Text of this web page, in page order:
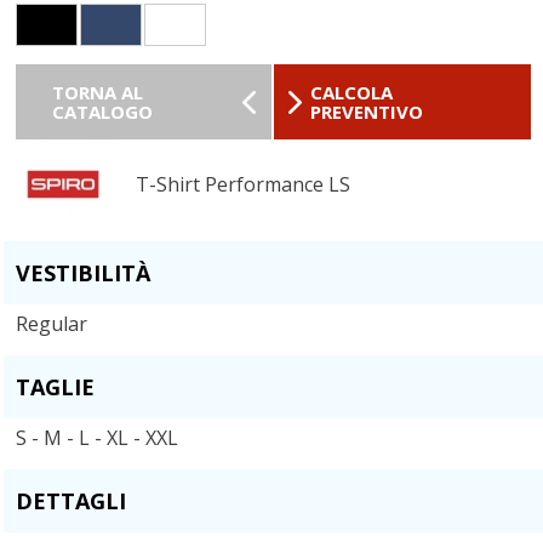
TORNA AL
CATALOGO
CALCOLA
PREVENTIVO
T-Shirt Performance LS
VESTIBILITÀ
Regular
TAGLIE
S - M - L - XL - XXL
DETTAGLI